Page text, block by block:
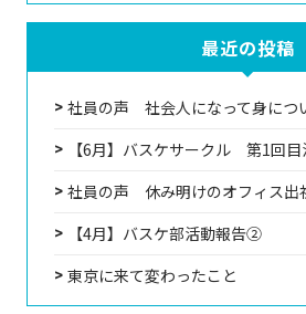
最近の投稿
社員の声 社会人になって身につ
【6月】バスケサークル 第1回
社員の声 休み明けのオフィス
【4月】バスケ部活動報告②
東京に来て変わったこと